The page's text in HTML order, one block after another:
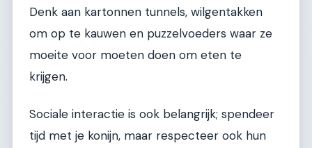
Denk aan kartonnen tunnels, wilgentakken
om op te kauwen en puzzelvoeders waar ze
moeite voor moeten doen om eten te
krijgen.
Sociale interactie is ook belangrijk; spendeer
tijd met je konijn, maar respecteer ook hun